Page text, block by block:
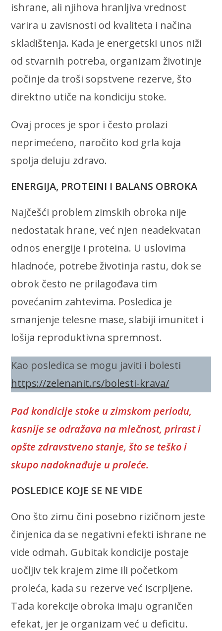
ishrane, ali njihova hranljiva vrednost
varira u zavisnosti od kvaliteta i načina
skladištenja. Kada je energetski unos niži
od stvarnih potreba, organizam životinje
počinje da troši sopstvene rezerve, što
direktno utiče na kondiciju stoke.
Ovaj proces je spor i često prolazi
neprimećeno, naročito kod grla koja
spolja deluju zdravo.
ENERGIJA, PROTEINI I BALANS OBROKA
Najčešći problem zimskih obroka nije
nedostatak hrane, već njen neadekvatan
odnos energije i proteina. U uslovima
hladnoće, potrebe životinja rastu, dok se
obrok često ne prilagođava tim
povećanim zahtevima. Posledica je
smanjenje telesne mase, slabiji imunitet i
lošija reproduktivna spremnost.
Kao posledica se mogu javiti i bolesti
https://zelenanit.rs/bolesti-krava/
Pad kondicije stoke u zimskom periodu,
kasnije se odražava na mlečnost, prirast i
opšte zdravstveno stanje, što se teško i
skupo nadoknađuje u proleće.
POSLEDICE KOJE SE NE VIDE
Ono što zimu čini posebno rizičnom jeste
činjenica da se negativni efekti ishrane ne
vide odmah. Gubitak kondicije postaje
uočljiv tek krajem zime ili početkom
proleća, kada su rezerve već iscrpljene.
Tada korekcije obroka imaju ograničen
efekat, jer je organizam već u deficitu.